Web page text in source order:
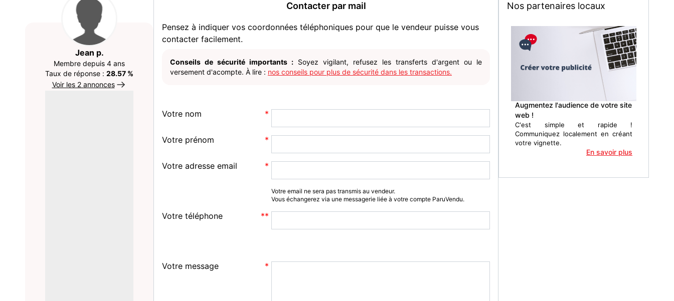
Jean p.
Membre depuis 4 ans
Taux de réponse : 28.57 %
Voir les 2 annonces
Contacter par mail
Pensez à indiquer vos coordonnées téléphoniques pour que le vendeur puisse vous
contacter facilement.
Conseils de sécurité importants : Soyez vigilant, refusez les transferts d'argent ou le
versement d'acompte. À lire : nos conseils pour plus de sécurité dans les transactions.
Votre nom
Votre prénom
Votre adresse email
Votre email ne sera pas transmis au vendeur.
Vous échangerez via une messagerie liée à votre compte ParuVendu.
Votre téléphone
Votre message
Nos partenaires locaux
Augmentez l'audience de votre site
web !
C'est simple et rapide !
Communiquez localement en créant
votre vignette.
En savoir plus